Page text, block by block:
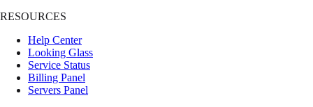
RESOURCES
Help Center
Looking Glass
Service Status
Billing Panel
Servers Panel